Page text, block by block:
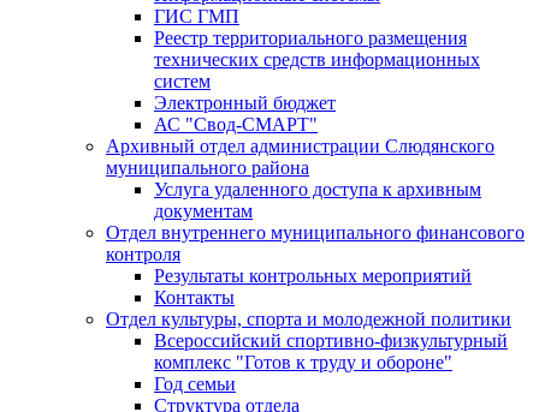
ГИС ГМП
Реестр территориального размещения
технических средств информационных
систем
Электронный бюджет
АС "Свод-СМАРТ"
Архивный отдел администрации Слюдянского
муниципального района
Услуга удаленного доступа к архивным
документам
Отдел внутреннего муниципального финансового
контроля
Результаты контрольных мероприятий
Контакты
Отдел культуры, спорта и молодежной политики
Всероссийский спортивно-физкультурный
комплекс "Готов к труду и обороне"
Год семьи
Структура отдела